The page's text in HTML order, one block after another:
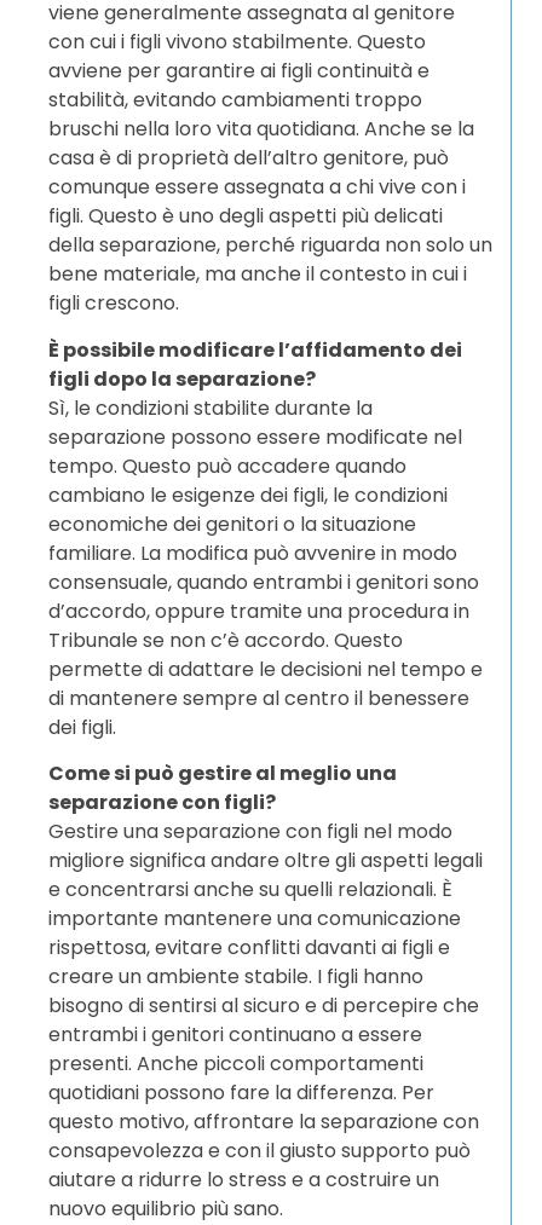
viene generalmente assegnata al genitore
con cui i figli vivono stabilmente. Questo
avviene per garantire ai figli continuità e
stabilità, evitando cambiamenti troppo
bruschi nella loro vita quotidiana. Anche se la
casa è di proprietà dell’altro genitore, può
comunque essere assegnata a chi vive con i
figli. Questo è uno degli aspetti più delicati
della separazione, perché riguarda non solo un
bene materiale, ma anche il contesto in cui i
figli crescono.
È possibile modificare l’affidamento dei
figli dopo la separazione?
Sì, le condizioni stabilite durante la
separazione possono essere modificate nel
tempo. Questo può accadere quando
cambiano le esigenze dei figli, le condizioni
economiche dei genitori o la situazione
familiare. La modifica può avvenire in modo
consensuale, quando entrambi i genitori sono
d’accordo, oppure tramite una procedura in
Tribunale se non c’è accordo. Questo
permette di adattare le decisioni nel tempo e
di mantenere sempre al centro il benessere
dei figli.
Come si può gestire al meglio una
separazione con figli?
Gestire una separazione con figli nel modo
migliore significa andare oltre gli aspetti legali
e concentrarsi anche su quelli relazionali. È
importante mantenere una comunicazione
rispettosa, evitare conflitti davanti ai figli e
creare un ambiente stabile. I figli hanno
bisogno di sentirsi al sicuro e di percepire che
entrambi i genitori continuano a essere
presenti. Anche piccoli comportamenti
quotidiani possono fare la differenza. Per
questo motivo, affrontare la separazione con
consapevolezza e con il giusto supporto può
aiutare a ridurre lo stress e a costruire un
nuovo equilibrio più sano.